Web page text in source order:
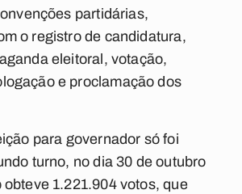
partidárias,
o registro de candidatura,
eleitoral, votação,
e proclamação dos
para governador só foi
turno, no dia 30 de outubro
1.221.904 votos, que